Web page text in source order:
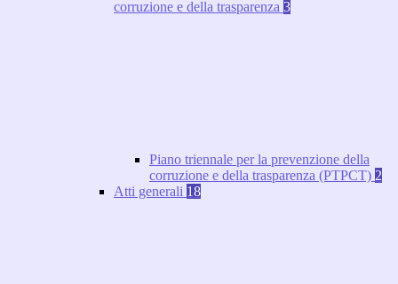
corruzione e della trasparenza 3
Piano triennale per la prevenzione della
corruzione e della trasparenza (PTPCT) 2
Atti generali 18